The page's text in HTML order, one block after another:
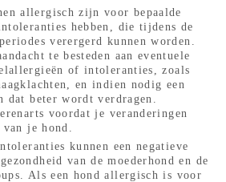
allergisch zijn voor bepaalde
hebben, die tijdens de
verergerd kunnen worden.
te besteden aan eventuele
of intoleranties, zoals
en indien nodig een
dat beter wordt verdragen.
voordat je veranderingen
je hond.
kunnen een negatieve
van de moederhond en de
Als een hond allergisch is voor